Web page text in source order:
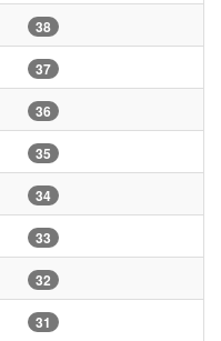
38
37
36
35
34
33
32
31